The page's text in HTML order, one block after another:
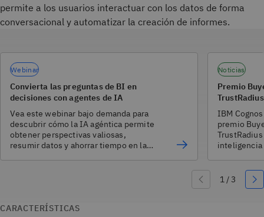
permite a los usuarios interactuar con los datos de forma
conversacional y automatizar la creación de informes.
Webinar
Convierta las preguntas de BI en
decisiones con agentes de IA
Vea este webinar bajo demanda para
descubrir cómo la IA agéntica permite
obtener perspectivas valiosas,
resumir datos y ahorrar tiempo en la
Noticias
Premio
IBM
premio
CARACTERÍSTICAS